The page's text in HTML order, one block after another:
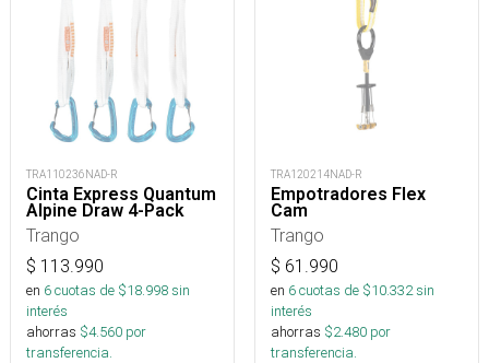
TRA110236NAD-R
Cinta Express Quantum
Alpine Draw 4-Pack
Trango
$ 113.990
en 6cuotas de $18.998sin
interés
ahorras $4.560 por
transferencia.
TRA120214NAD-R
Empotradores Flex
Cam
Trango
$ 61.990
en 6cuotas de $10.332sin
interés
ahorras $2.480 por
transferencia.